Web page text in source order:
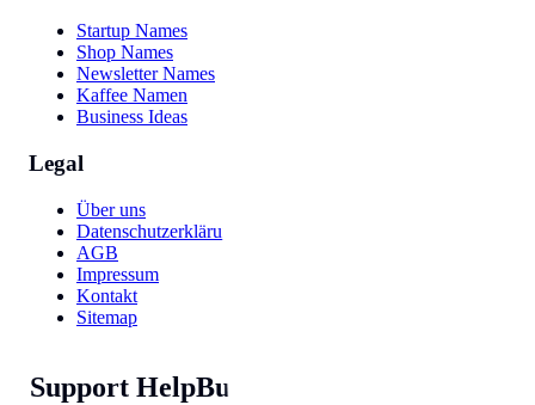
Startup Names
Shop Names
Newsletter Names
Kaffee Namen
Business Ideas
Legal
Über uns
Datenschutzerklärung
AGB
Impressum
Kontakt
Sitemap
Support HelpBunny